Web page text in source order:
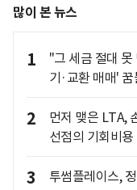
많이 본 뉴스
1
"그 세금 절대
기·교환 매매' 꿈
2
먼저 맺은 LTA,
선점의 기회비용
3 투썸플레이스,